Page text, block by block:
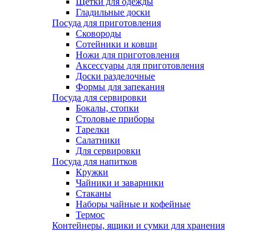
Гладильные доски
Посуда для приготовления
Сковороды
Сотейники и ковши
Ножи для приготовления
Аксессуары для приготовления
Доски разделочные
Формы для запекания
Посуда для сервировки
Бокалы, стопки
Столовые приборы
Тарелки
Салатники
Для сервировки
Посуда для напитков
Кружки
Чайники и заварники
Стаканы
Наборы чайные и кофейные
Термос
Контейнеры, ящики и сумки для хранения